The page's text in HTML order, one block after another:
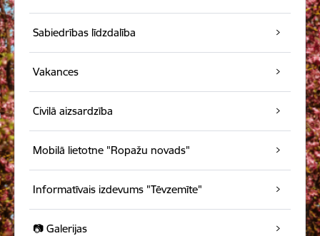
Sabiedrības līdzdalība
Vakances
Civilā aizsardzība
Mobilā lietotne "Ropažu novads"
Informatīvais izdevums "Tēvzemīte"
📷 Galerijas